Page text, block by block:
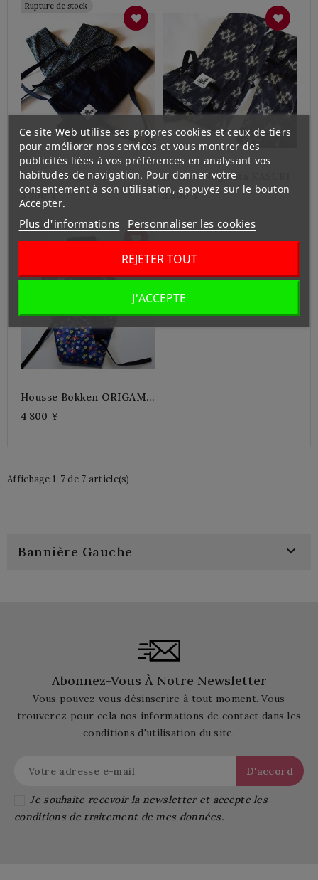
Rupture de stock
Housse Naginata
SAYAGATA
3 300 ¥
Housse Naginata KASURI
3 500 ¥
Nouveau
Housse Bokken ORIGAMI
Long
4 800 ¥
Affichage 1-7 de 7 article(s)
Bannière Gauche 
Abonnez-Vous À Notre Newsletter
Vous pouvez vous désinscrire à tout moment. Vous
trouverez pour cela nos informations de contact dans les
conditions d'utilisation du site.
Je souhaite recevoir la newsletter et accepte les
conditions de traitement de mes données.
Ce site Web utilise ses propres cookies et ceux de tiers
pour améliorer nos services et vous montrer des
publicités liées à vos préférences en analysant vos
habitudes de navigation. Pour donner votre
consentement à son utilisation, appuyez sur le bouton
Accepter.
Plus d'informations Personnaliser les cookies
REJETER TOUT
J'ACCEPTE